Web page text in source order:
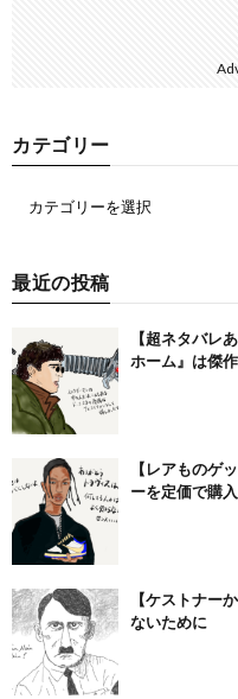
カテゴリー
最近の投稿
【超ネタバレ
ホーム』は傑
【レアものゲ
ーを定価で購
【ケストナー
ないために